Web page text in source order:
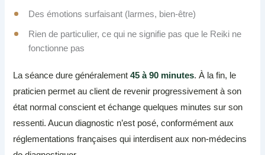
Des émotions surfaisant (larmes, bien-être)
Rien de particulier, ce qui ne signifie pas que le Reiki ne
fonctionne pas
La séance dure généralement45 à 90 minutes. À la fin, le
praticien permet au client de revenir progressivement à son
état normal conscient et échange quelques minutes sur son
ressenti. Aucun diagnostic n’est posé, conformément aux
réglementations françaises qui interdisent aux non-médecins